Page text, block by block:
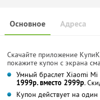
Основное Адреса
Скачайте приложение
покажите купон с экрана
Умный браслет Xiaomi
1999р. вместо 2999р.
Купон действует на один